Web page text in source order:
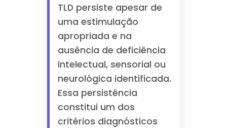
TLD persiste apesar de
uma estimulação
apropriada e na
ausência de deficiência
intelectual, sensorial ou
neurológica identificada.
Essa persistência
constitui um dos
critérios diagnósticos